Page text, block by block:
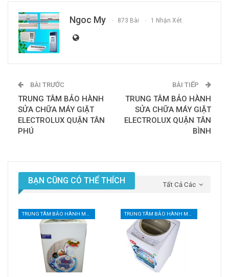
Ngoc My 873 Bài 1 Nhận Xét
BÀI TRƯỚC
TRUNG TÂM BẢO HÀNH
SỬA CHỮA MÁY GIẶT
ELECTROLUX QUẬN TÂN
PHÚ
BÀI TIẾP
TRUNG TÂM BẢO HÀNH
SỬA CHỮA MÁY GIẶT
ELECTROLUX QUẬN TÂN
BÌNH
Tất Cả Các
BẠN CŨNG CÓ THỂ THÍCH
TRUNG TÂM BẢO HÀNH MÁY GIẶT TẠI TPHCM TRUNG TÂM BẢO HÀNH MÁY GIẶT TẠI TPHCM